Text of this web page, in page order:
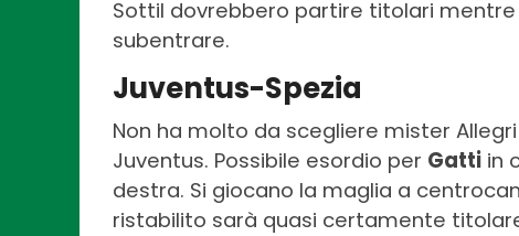
Sottil dovrebbero partire titolari
subentrare.
Juventus-Spezia
Non ha molto da scegliere mister
Juventus. Possibile esordio per Gatti in
destra. Si giocano la maglia a
ristabilito sarà quasi certamente